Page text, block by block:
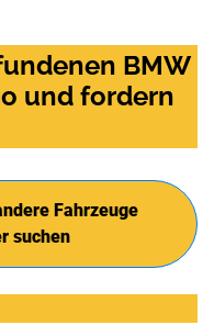
BMW
und fordern
Fahrzeuge
suchen